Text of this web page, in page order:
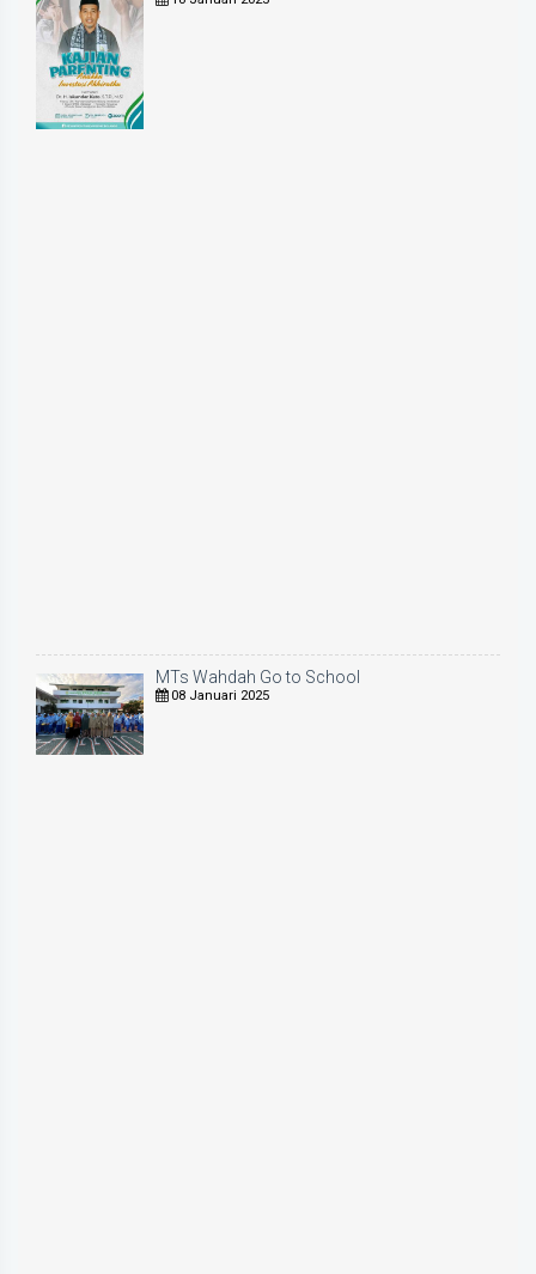
MTs Wahdah Go to School
08 Januari 2025